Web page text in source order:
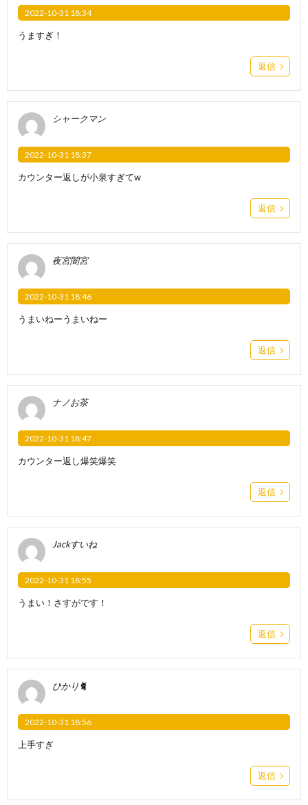
2022-10-31 18:34
うますぎ！
返信
シャークマン
2022-10-31 18:37
カウンター返しが小泉すぎてw
返信
夜宮闇宮
2022-10-31 18:46
うまいねーうまいねー
返信
ナノお茶
2022-10-31 18:47
カウンター返し爆笑爆笑
返信
Jackすいね
2022-10-31 18:55
うまい！さすがです！
返信
ひかり🐈
2022-10-31 18:56
上手すぎ
返信